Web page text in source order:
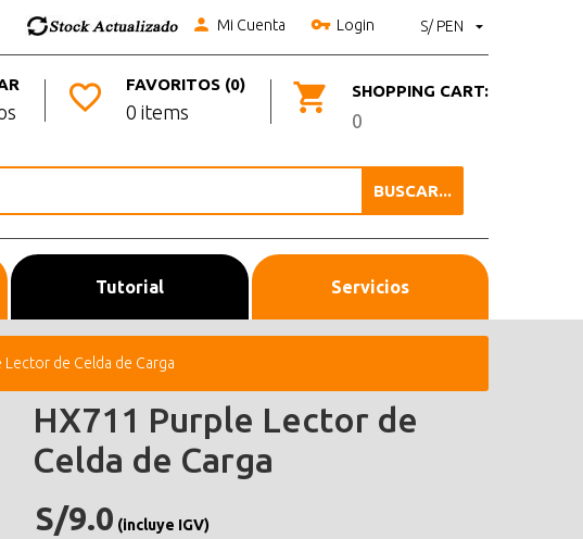
S/ PEN
Mi Cuenta Login
SHOPPING CART:
0
FAVORITOS (0)
0 items
BUSCAR...
Tutorial Servicios
Lector de Celda de Carga
HX711 Purple Lector de
Celda de Carga
S/9.0 (incluye IGV)